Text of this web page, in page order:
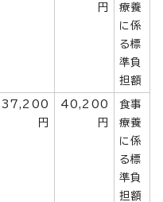
円
療養
に係
る標
準負
担額
37,200
円
40,200
円
食事
療養
に係
る標
準負
担額